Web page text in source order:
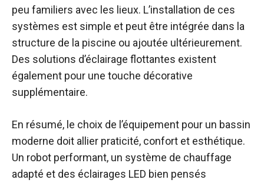
peu familiers avec les lieux. L’installation de ces
systèmes est simple et peut être intégrée dans la
structure de la piscine ou ajoutée ultérieurement.
Des solutions d’éclairage flottantes existent
également pour une touche décorative
supplémentaire.
En résumé, le choix de l’équipement pour un bassin
moderne doit allier praticité, confort et esthétique.
Un robot performant, un système de chauffage
adapté et des éclairages LED bien pensés